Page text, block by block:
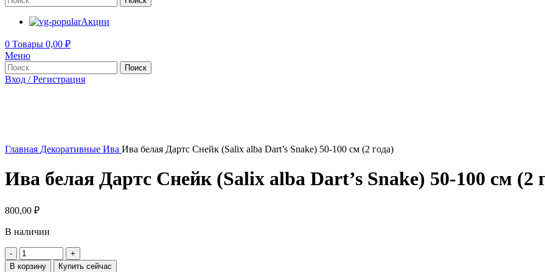
Акции
0 Товары 0,00 ₽
Меню
Поиск
Вход / Регистрация
Главная Декоративные Ива Ива белая Дартс Снейк (Salix alba Dart’s Snake) 50-100 см (2 года)
Ива белая Дартс Снейк (Salix alba Dart’s Snake) 50-100 см (2
800,00 ₽
В наличии
Количество
товара
В корзину Купить сейчас